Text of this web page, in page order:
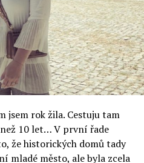
s evangelíky, kteří zde
války. V roce 1681
na Sněžce a od té
poutníků ze všech
byla založena evangelická
přenesen starý dřevěný
Vang, ten je nyní jednou z
v Evropě velký rozvoj
jako malebné
jsem rok žila. Cestuju tam
10 let… V první řade
že historických domů tady
mladé město, ale byla zcela